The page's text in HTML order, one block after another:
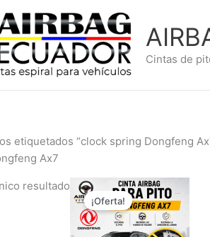
Cintas de
etiquetados “clock spring Dongfeng
Ax7
resultado
¡Oferta!
El
precio
original
era:
$149,99.
El
precio
actual
es:
$99,99.